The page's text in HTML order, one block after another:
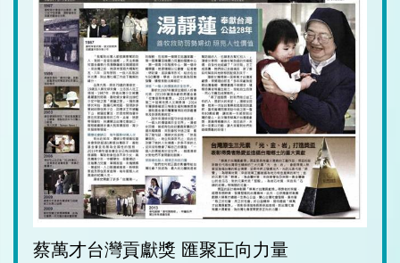
蔡萬才台灣貢獻獎 匯聚正向力量